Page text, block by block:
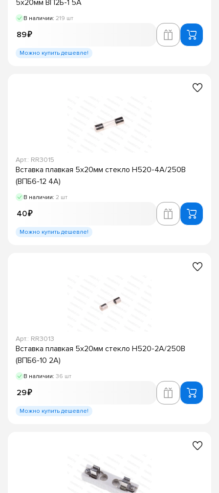
5х20мм ВП2Б-1 5А
В наличии: 219 шт
89 ₽
Можно купить дешевле!
Арт.: RR3015
Вставка плавкая 5х20мм стекло H520-4А/250В
(ВПБ6-12 4А)
В наличии: 2 шт
40 ₽
Можно купить дешевле!
Арт.: RR3013
Вставка плавкая 5х20мм стекло H520-2А/250В
(ВПБ6-10 2А)
В наличии: 36 шт
29 ₽
Можно купить дешевле!